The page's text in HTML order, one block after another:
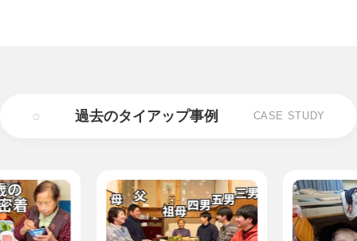
○ 過去のタイアップ事例 CASE STUDY